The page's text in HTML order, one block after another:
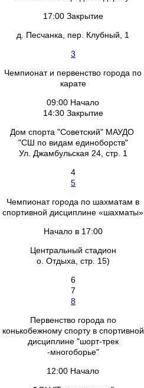
17:00 Закрытие
д. Песчанка, пер. Клубный, 1
3
Чемпионат и первенство города по
карате
09:00 Начало
14:30 Закрытие
Дом спорта "Советский" МАУДО
"СШ по видам единоборств"
Ул. Джамбульская 24, стр. 1
4
5
Чемпионат города по шахматам в
спортивной дисциплине «шахматы»
Начало в 17:00
Центральный стадион
о. Отдыха, стр. 15)
6
7
8
Первенство города по
конькобежному спорту в спортивной
дисциплине "шорт-трек
-многоборье"
12:00 Начало